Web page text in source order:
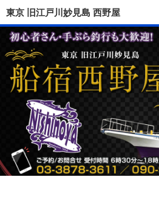
東京 旧江戸川妙見島 西野屋